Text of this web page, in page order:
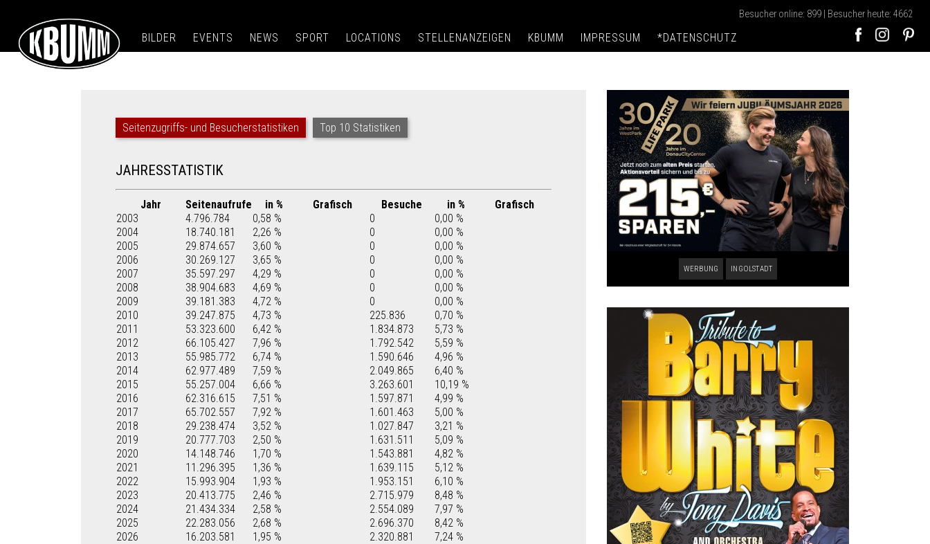
Besucher online: 899 | Besucher heute: 4662
BILDER EVENTS NEWS SPORT LOCATIONS STELLENANZEIGEN KBUMM IMPRESSUM *DATENSCHUTZ
Seitenzugriffs- und Besucherstatistiken Top 10 Statistiken
JAHRESSTATISTIK
Jahr Seitenaufrufe in % Grafisch Besuche in %
Grafisch
2003
4.796.784 0,58 % 0
0,00 %
2004
18.740.181 2,26 % 0
0,00 %
2005
29.874.657 3,60 % 0
0,00 %
2006
30.269.127 3,65 % 0
0,00 %
2007
35.597.297 4,29 % 0
0,00 %
2008
38.904.683 4,69 % 0
0,00 %
2009
39.181.383 4,72 % 0
0,00 %
2010
39.247.875 4,73 % 225.836
0,70 %
2011
53.323.600 6,42 % 1.834.873
5,73 %
2012
66.105.427 7,96 % 1.792.542
5,59 %
2013
55.985.772 6,74 % 1.590.646
4,96 %
2014
62.977.489 7,59 % 2.049.865
6,40 %
2015
55.257.004 6,66 % 3.263.601
10,19 %
2016
62.316.615 7,51 % 1.597.871
4,99 %
2017
65.702.557 7,92 % 1.601.463
5,00 %
2018
29.238.474 3,52 % 1.027.847
3,21 %
2019
20.777.703 2,50 % 1.631.511
5,09 %
2020
14.148.746 1,70 % 1.543.881
4,82 %
2021
11.296.395 1,36 % 1.639.115
5,12 %
2022
15.993.904 1,93 % 1.953.151
6,10 %
2023
20.413.775 2,46 % 2.715.979
8,48 %
2024
21.434.334 2,58 % 2.554.089
7,97 %
2025
22.283.056 2,68 % 2.696.370
8,42 %
2026
16.203.581 1,95 % 2.320.881 7,24 %
WERBUNG INGOLSTADT